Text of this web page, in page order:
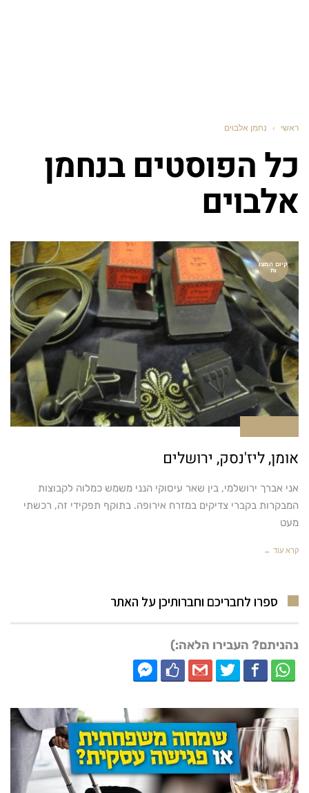
ראשי › נחמן אלבוים
כל הפוסטים בנחמן
אלבוים
קיום המצו
ות
אומן, ליז'נסק, ירושלים
אני אברך ירושלמי, בין שאר עיסוקי הנני משמש כמלוה לקבוצות
המבקרות בקברי צדיקים במזרח אירופה. בתוקף תפקידי זה, רכשתי
מעט
קרא עוד ←
ספרו לחבריכם וחברותיכן על האתר
נהניתם? העבירו הלאה:)